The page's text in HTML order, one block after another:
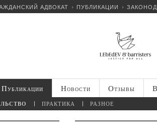
АДВОКАТ ПУБЛИКАЦИИ
Публикации Новости Отзывы
ПРАКТИКА РАЗНОЕ